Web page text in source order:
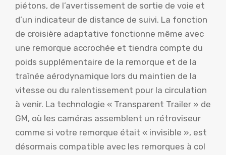
piétons, de l’avertissement de sortie de voie et
d’un indicateur de distance de suivi. La fonction
de croisière adaptative fonctionne même avec
une remorque accrochée et tiendra compte du
poids supplémentaire de la remorque et de la
traînée aérodynamique lors du maintien de la
vitesse ou du ralentissement pour la circulation
à venir. La technologie « Transparent Trailer » de
GM, où les caméras assemblent un rétroviseur
comme si votre remorque était « invisible », est
désormais compatible avec les remorques à col